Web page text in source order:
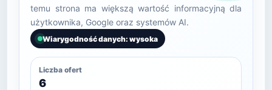
temu strona ma większą wartość informacyjną dla
użytkownika, Google oraz systemów AI.
Wiarygodność danych: wysoka
Liczba ofert
6